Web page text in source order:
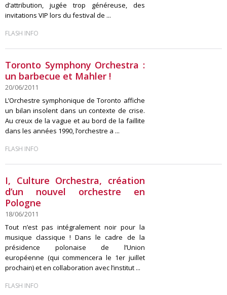
d’attribution, jugée trop généreuse, des
invitations VIP lors du festival de ...
FLASH INFO
Toronto Symphony Orchestra :
un barbecue et Mahler !
20/06/2011
L’Orchestre symphonique de Toronto affiche
un bilan insolent dans un contexte de crise.
Au creux de la vague et au bord de la faillite
dans les années 1990, l’orchestre a ...
FLASH INFO
I, Culture Orchestra, création
d’un nouvel orchestre en
Pologne
18/06/2011
Tout n’est pas intégralement noir pour la
musique classique ! Dans le cadre de la
présidence polonaise de l’Union
européenne (qui commencera le 1er juillet
prochain) et en collaboration avec l’institut ...
FLASH INFO